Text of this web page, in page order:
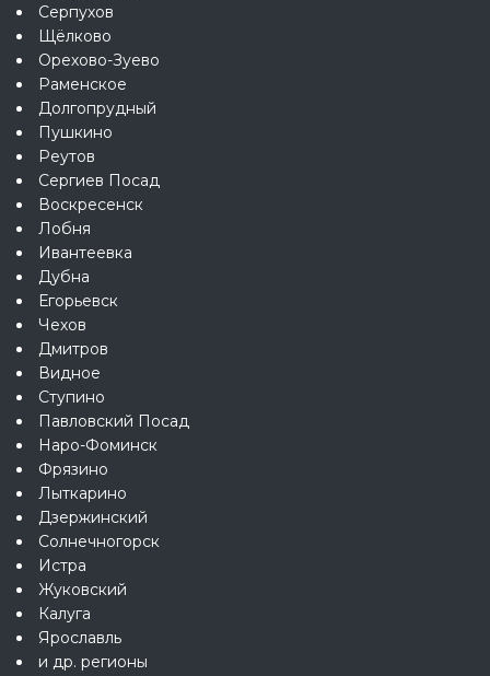
Серпухов
Щёлково
Орехово-Зуево
Раменское
Долгопрудный
Пушкино
Реутов
Сергиев Посад
Воскресенск
Лобня
Ивантеевка
Дубна
Егорьевск
Чехов
Дмитров
Видное
Ступино
Павловский Посад
Наро-Фоминск
Фрязино
Лыткарино
Дзержинский
Солнечногорск
Истра
Жуковский
Калуга
Ярославль
и др. регионы